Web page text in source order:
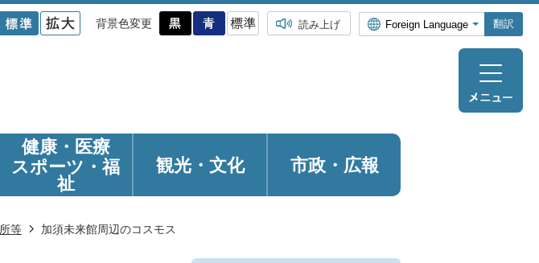
背景色変更 読み上げ 翻訳
健康・医療
スポーツ・福
祉
観光・ 文化 市政・広報
等 加須未来館周辺のコスモス